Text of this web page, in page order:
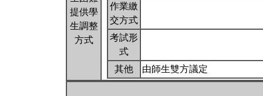
提供學
生調整
方式
作業繳
交方式
考試形
式
其他
由師生雙方議定